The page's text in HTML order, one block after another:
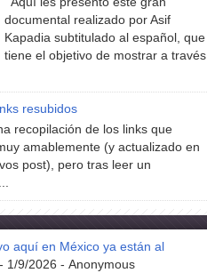
documental realizado por Asif
Kapadia subtitulado al español, que
tiene el objetivo de mostrar a través
resubidos
recopilación de los links que
amablemente (y actualizado en
post), pero tras leer un
aquí en México ya están al
1/9/2026 - Anonymous